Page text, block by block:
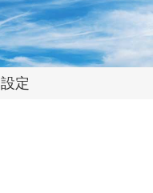
設定